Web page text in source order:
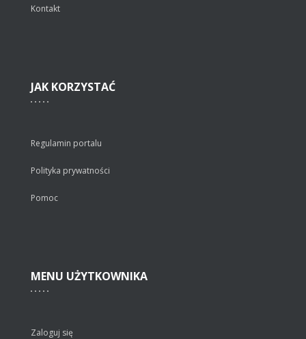
Kontakt
JAK KORZYSTAĆ
Regulamin portalu
Polityka prywatności
Pomoc
MENU UŻYTKOWNIKA
Zaloguj się